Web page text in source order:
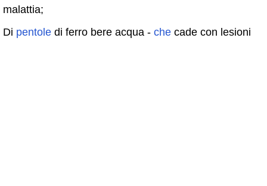
malattia;
Di pentole di ferro bere acqua - che cade con lesioni